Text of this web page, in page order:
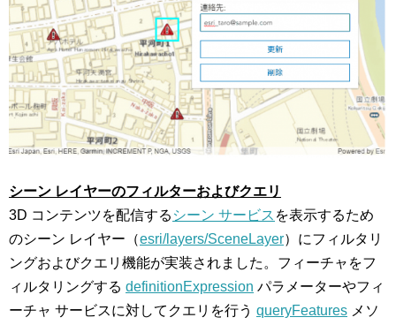
シーン レイヤーのフィルターおよびクエリ
3D コンテンツを配信する シーン サービス を表示するため
のシーン レイヤー（esri/layers/SceneLayer）にフィルタリ
ングおよびクエリ機能が実装されました。フィーチャをフ
ィルタリングする definitionExpression パラメーターやフィ
ーチャ サービスに対してクエリを行う queryFeatures メソ